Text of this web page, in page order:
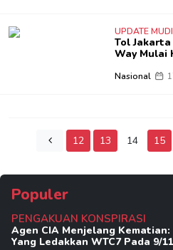
UPDATE
Tol
Way Mulai
Nasional
12 13 14 15
Populer
PENGAKUAN KONSPIRASI
Agen CIA Menjelang Kematian:
Yang Ledakkan WTC7 Pada 9/11